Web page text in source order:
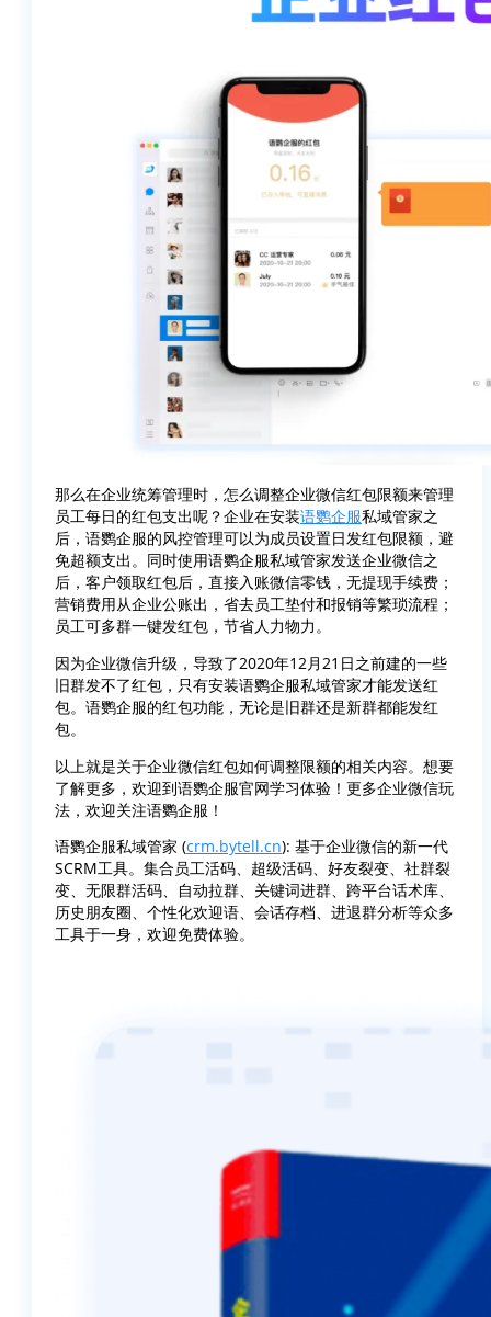
那么在企业统筹管理时，怎么调整企业微信红包限额来管理
员工每日的红包支出呢？企业在安装语鹦企服私域管家之
后，语鹦企服的风控管理可以为成员设置日发红包限额，避
免超额支出。同时使用语鹦企服私域管家发送企业微信之
后，客户领取红包后，直接入账微信零钱，无提现手续费；
营销费用从企业公账出，省去员工垫付和报销等繁琐流程；
员工可多群一键发红包，节省人力物力。
因为企业微信升级，导致了2020年12月21日之前建的一些
旧群发不了红包，只有安装语鹦企服私域管家才能发送红
包。语鹦企服的红包功能，无论是旧群还是新群都能发红
包。
以上就是关于企业微信红包如何调整限额的相关内容。想要
了解更多，欢迎到语鹦企服官网学习体验！更多企业微信玩
法，欢迎关注语鹦企服！
语鹦企服私域管家 (crm.bytell.cn): 基于企业微信的新一代
SCRM工具。集合员工活码、超级活码、好友裂变、社群裂
变、无限群活码、自动拉群、关键词进群、跨平台话术库、
历史朋友圈、个性化欢迎语、会话存档、进退群分析等众多
工具于一身，欢迎免费体验。